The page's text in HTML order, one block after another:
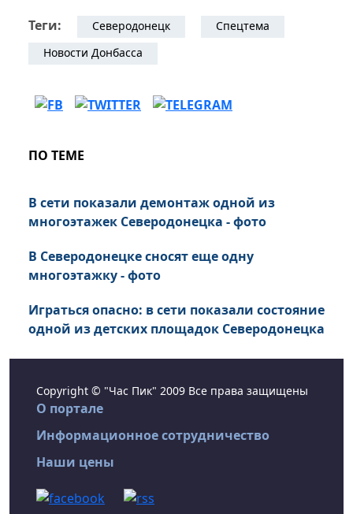
Теги: Северодонецк
Спецтема
Новости Донбасса
ПО ТЕМЕ
В сети показали демонтаж одной из
многоэтажек Северодонецка - фото
В Северодонецке сносят еще одну
многоэтажку - фото
Играться опасно: в сети показали состояние
одной из детских площадок Северодонецка
Copyright © "Час Пик" 2009 Все права защищены
О портале
Информационное сотрудничество
Наши цены